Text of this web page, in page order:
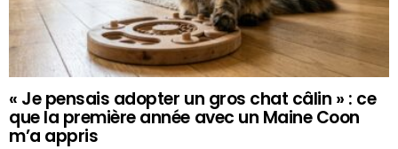
« Je pensais adopter un gros chat câlin » : ce
que la première année avec un Maine Coon
m’a appris